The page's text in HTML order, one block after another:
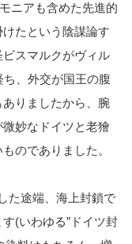
ニアも含めた先進的
たという陰謀論す
スマルクがヴィル
、外交が国王の腹
りましたから、腕
妙なドイツと老獪
のでありました。
た途端、海上封鎖で
(いわゆる”ドイツ封